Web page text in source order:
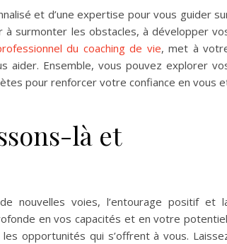
et d’une expertise pour vous guider
à surmonter les obstacles, à développer
du coaching de vie, met à
aider. Ensemble, vous pouvez explorer
pour renforcer votre confiance en vous
là et
nouvelles voies, l’entourage positif et
en vos capacités et en votre
opportunités qui s’offrent à vous.